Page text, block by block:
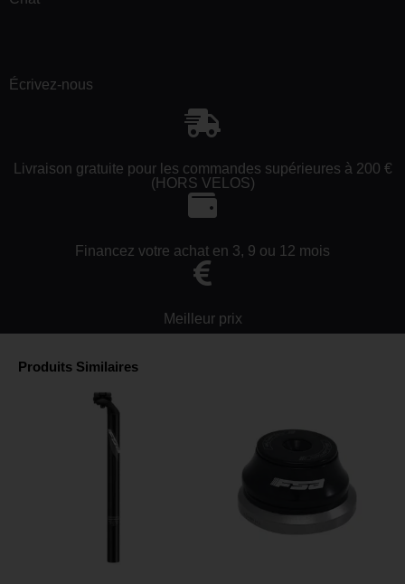
Écrivez-nous
Livraison gratuite pour les commandes supérieures à 200 €
(HORS VELOS)
Financez votre achat en 3, 9 ou 12 mois
Meilleur prix
Produits Similaires